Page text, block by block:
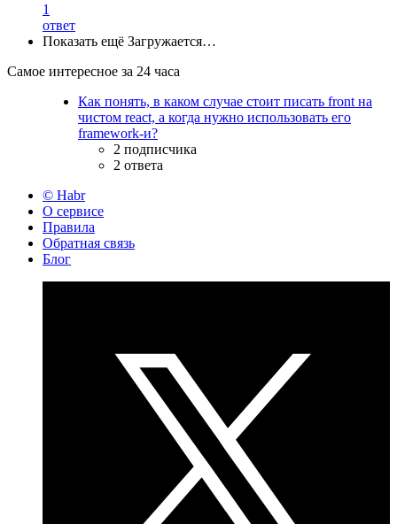
1
ответ
Показать ещё Загружается…
Самое интересное за 24 часа
Как понять, в каком случае стоит писать front на
чистом react, а когда нужно использовать его
framework-и?
2 подписчика
2 ответа
© Habr
О сервисе
Правила
Обратная связь
Блог